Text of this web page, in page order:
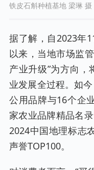
铁皮石斛种植基地 梁琳 摄
据了解，自2023年
以来，当地市场监
产业升级”为方向，
业发展全过程。如
公用品牌与16个企
家农业品牌精品名
2024中国地理标志
声誉TOP100。